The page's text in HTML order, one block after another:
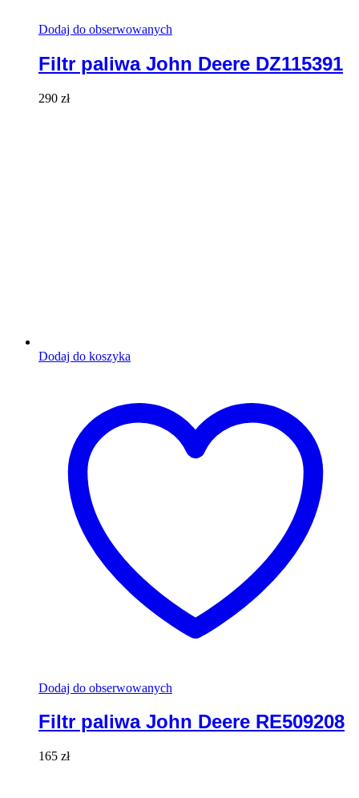
Dodaj do obserwowanych
Filtr paliwa John Deere DZ115391
290 zł
Dodaj do koszyka
Dodaj do obserwowanych
Filtr paliwa John Deere RE509208
165 zł